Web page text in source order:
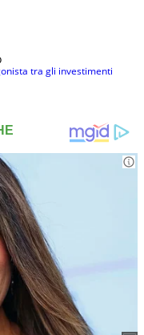
tra gli investimenti